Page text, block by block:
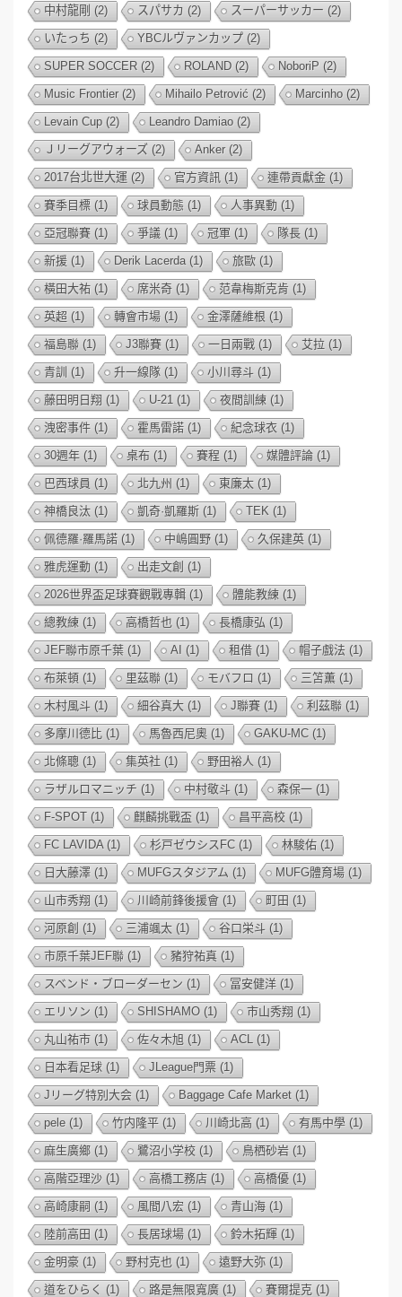
中村龍剛 (2) スパサカ (2) スーパーサッカー (2)
いたっち (2) YBCルヴァンカップ (2)
SUPER SOCCER (2) ROLAND (2) NoboriP (2)
Music Frontier(2) Mihailo Petrović (2) Marcinho (2)
Levain Cup (2) Leandro Damiao (2)
Ｊリーグアウォーズ (2) Anker(2)
2017台北世大運 (2) 官方資訊 (1) 連帶貢獻金 (1)
賽季目標 (1) 球員動態 (1) 人事異動 (1)
亞冠聯賽 (1) 爭議 (1) 冠軍 (1) 隊長 (1)
新援 (1) Derik Lacerda (1) 旅歐 (1)
橫田大祐 (1) 席米奇 (1) 范韋梅斯克肯 (1)
英超 (1) 轉會市場 (1) 金澤薩維根 (1)
福島聯 (1) J3聯賽 (1) 一日兩戰 (1) 艾拉 (1)
青訓 (1) 升一線隊 (1) 小川尋斗 (1)
藤田明日翔 (1) U-21 (1) 夜間訓練 (1)
洩密事件 (1) 霍馬雷諾 (1) 紀念球衣 (1)
30週年 (1) 桌布 (1) 賽程 (1) 媒體評論 (1)
巴西球員 (1) 北九州 (1) 東廉太 (1)
神橋良汰 (1) 凱奇·凱羅斯 (1) TEK (1)
佩德羅·羅馬諾 (1) 中嶋圓野 (1) 久保建英 (1)
雅虎運動 (1) 出走文創 (1)
2026世界盃足球賽觀戰專輯 (1) 體能教練 (1)
總教練 (1) 高橋哲也 (1) 長橋康弘 (1)
JEF聯市原千葉 (1) AI (1) 租借 (1) 帽子戲法 (1)
布萊頓 (1) 里茲聯 (1) モバフロ (1) 三笘薫 (1)
木村風斗 (1) 細谷真大 (1) J聯賽 (1) 利茲聯 (1)
多摩川德比 (1) 馬魯西尼奧 (1) GAKU-MC (1)
北條聰 (1) 集英社 (1) 野田裕人 (1)
ラザルロマニッチ (1) 中村敬斗 (1) 森保一 (1)
F-SPOT (1) 麒麟挑戰盃 (1) 昌平高校 (1)
FC LAVIDA (1) 杉戸ゼウシスFC (1) 林駿佑 (1)
日大藤澤 (1) MUFGスタジアム (1) MUFG體育場 (1)
山市秀翔 (1) 川崎前鋒後援會 (1) 町田 (1)
河原創 (1) 三浦颯太 (1) 谷口栄斗 (1)
市原千葉JEF聯 (1) 豬狩祐真 (1)
スベンド・ブローダーセン (1) 冨安健洋 (1)
エリソン (1) SHISHAMO (1) 市山秀翔 (1)
丸山祐市 (1) 佐々木旭 (1) ACL (1)
日本看足球 (1) JLeague門票 (1)
Jリーグ特別大会 (1) Baggage Cafe Market (1)
pele (1) 竹内隆平 (1) 川崎北高 (1) 有馬中學 (1)
麻生廣鄉 (1) 鷺沼小学校 (1) 鳥栖砂岩 (1)
高階亞理沙 (1) 高橋工務店 (1) 高橋優 (1)
高崎康嗣 (1) 風間八宏 (1) 青山海 (1)
陸前高田 (1) 長居球場 (1) 鈴木拓輝 (1)
金明豪 (1) 野村克也 (1) 遠野大弥 (1)
道をひらく (1) 路是無限寬廣 (1) 賽爾提克 (1)